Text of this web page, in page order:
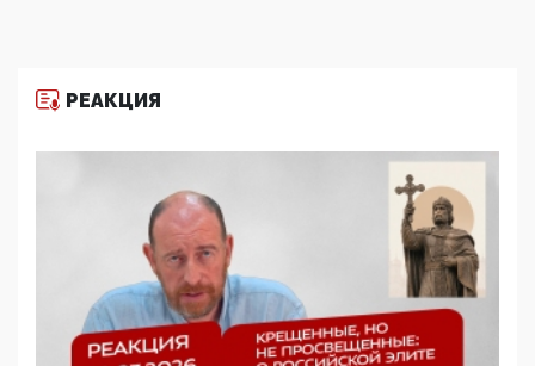
11:53, 09 Июня 2026
деятельность ИИТО ЮНЕСКО в России, но
цифроглобалисты продолжают определять
повестку в образовании
09:43, 01 Июня 2026
5G за счет здоровья граждан: Минцифры намерено
отобрать у регионов и муниципалитетов право
защищать жилые дома и социальные объекты от
05:58, 26 Мая 2026
РЕАКЦИЯ